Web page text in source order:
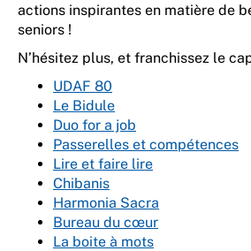
actions inspirantes en matière de
seniors !
N’hésitez plus, et franchissez le
UDAF 80
Le Bidule
Duo for a job
Passerelles et compétences
Lire et faire lire
Chibanis
Harmonia Sacra
Bureau du cœur
La boite à mots